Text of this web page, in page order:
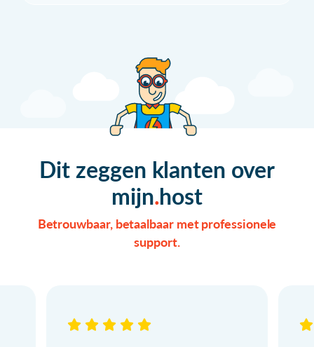
Dit zeggen klanten over
mijn host
Betrouwbaar, betaalbaar met professionele
support.